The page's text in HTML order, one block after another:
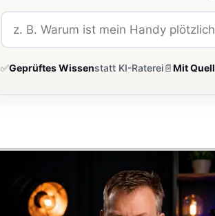
✅Geprüftes Wissenstatt KI-Raterei📄Mit